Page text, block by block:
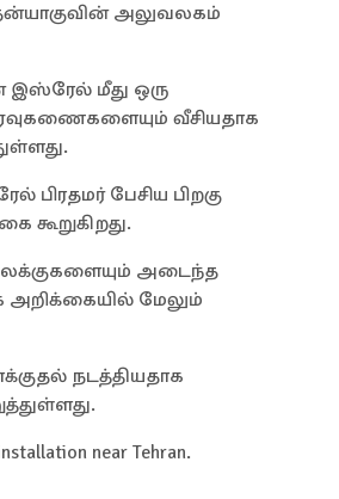
அலுவலகம்
இஸ்ரேல் மீது ஒரு
வீசியதாக
பிரதமர் பேசிய பிறகு
கூறுகிறது.
அடைந்த
அறிக்கையில் மேலும்
நடத்தியதாக
near Tehran.